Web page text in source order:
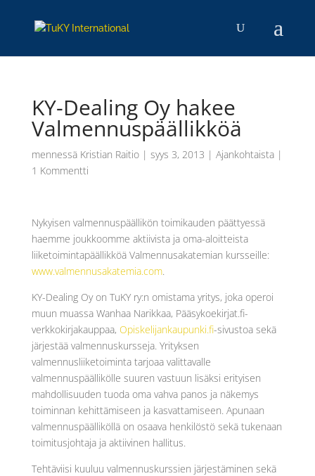
KY-Dealing Oy hakee
Valmennuspäällikköä
mennessä Kristian Raitio| syys 3, 2013 | Ajankohtaista|
1 Kommentti
Nykyisen valmennuspäällikön toimikauden päättyessä
haemme joukkoomme aktiivista ja oma-aloitteista
liiketoimintapäällikköä Valmennusakatemian kursseille:
www.valmennusakatemia.com.
KY-Dealing Oy on TuKY ry:n omistama yritys, joka operoi
muun muassa Wanhaa Narikkaa, Pääsykoekirjat.fi-
verkkokirjakauppaa, Opiskelijankaupunki.fi-sivustoa sekä
järjestää valmennuskursseja. Yrityksen
valmennusliiketoiminta tarjoaa valittavalle
valmennuspäällikölle suuren vastuun lisäksi erityisen
mahdollisuuden tuoda oma vahva panos ja näkemys
toiminnan kehittämiseen ja kasvattamiseen. Apunaan
valmennuspäälliköllä on osaava henkilöstö sekä tukenaan
toimitusjohtaja ja aktiivinen hallitus.
Tehtäviisi kuuluu valmennuskurssien järjestäminen sekä